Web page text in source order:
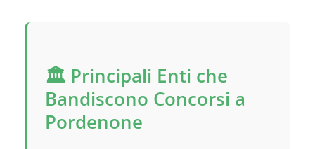
🏛️ Principali Enti che
Bandiscono Concorsi a
Pordenone